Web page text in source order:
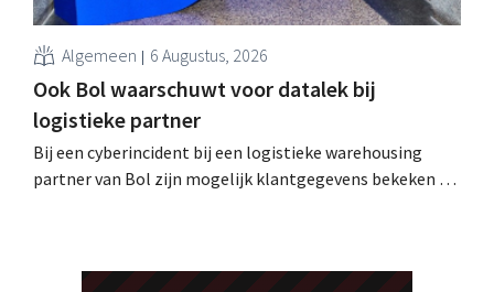
Algemeen 6 Augustus, 2026
Ook Bol waarschuwt voor datalek bij
logistieke partner
Bij een cyberincident bij een logistieke warehousing
partner van Bol zijn mogelijk klantgegevens bekeken of